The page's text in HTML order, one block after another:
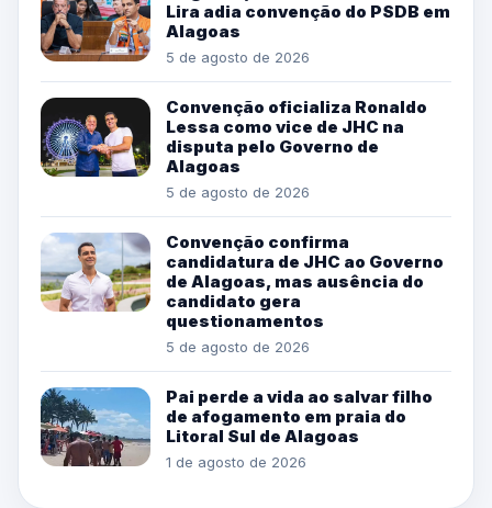
Lira adia convenção do PSDB em
Alagoas
5 de agosto de 2026
Convenção oficializa Ronaldo
Lessa como vice de JHC na
disputa pelo Governo de
Alagoas
5 de agosto de 2026
Convenção confirma
candidatura de JHC ao Governo
de Alagoas, mas ausência do
candidato gera
questionamentos
5 de agosto de 2026
Pai perde a vida ao salvar filho
de afogamento em praia do
Litoral Sul de Alagoas
1 de agosto de 2026